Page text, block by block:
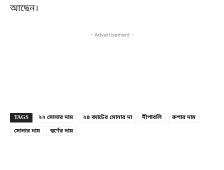
আছেন।
- Advertisement -
TAGS ২২ সোনার দাম ২৪ ক্যাটের সোনার দা দীপাবলি
রুপার দাম
সোনার দাম
স্বর্ণের দাম